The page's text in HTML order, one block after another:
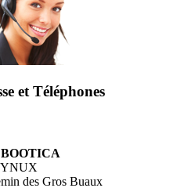
et Téléphones
des Gros Buaux